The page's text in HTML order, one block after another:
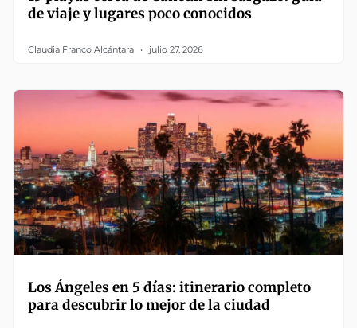
de viaje y lugares poco conocidos
Claudia Franco Alcántara julio 27, 2026
Los Ángeles en 5 días: itinerario completo
para descubrir lo mejor de la ciudad